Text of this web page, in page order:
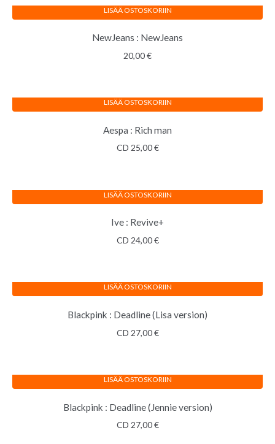
NewJeans : NewJeans
20,00€
LISÄÄ OSTOSKORIIN
Aespa : Rich man
CD 25,00€
LISÄÄ OSTOSKORIIN
Ive : Revive+
CD 24,00€
LISÄÄ OSTOSKORIIN
Blackpink : Deadline (Lisa version)
CD 27,00€
LISÄÄ OSTOSKORIIN
Blackpink : Deadline (Jennie version)
CD 27,00€
LISÄÄ OSTOSKORIIN